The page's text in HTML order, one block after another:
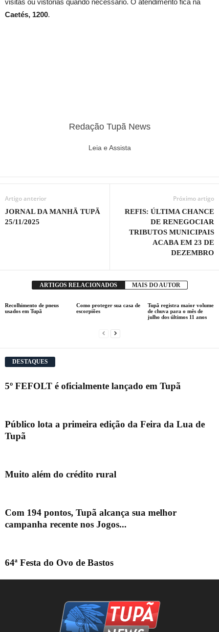
visitas ou vistorias quando necessário. O atendimento fica na
Caetés, 1200.
Redação Tupã News
Leia e Assista
Artigo anterior
JORNAL DA MANHÃ TUPÃ
25/11/2025
Próximo artigo
REFIS: ÚLTIMA CHANCE
DE RENEGOCIAR
TRIBUTOS MUNICIPAIS
ACABA EM 23 DE
DEZEMBRO
ARTIGOS RELACIONADOS MAIS DO AUTOR
Recolhimento de pneus
usados em Tupã
Como proteger sua casa de
escorpiões
Tupã registra maior volume
de chuva para o mês de
julho dos últimos 11 anos
DESTAQUES
5º FEFOLT é oficialmente lançado em Tupã
Público lota a primeira edição da Feira da Lua de
Tupã
Muito além do crédito rural
Com 194 pontos, Tupã alcança sua melhor
campanha recente nos Jogos...
64ª Festa do Ovo de Bastos